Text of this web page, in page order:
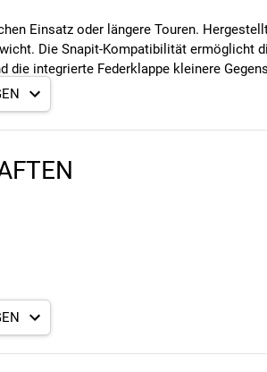
Einsatz oder längere Touren.
Die Snapit-Kompatibilität ermöglicht
integrierte Federklappe kleinere